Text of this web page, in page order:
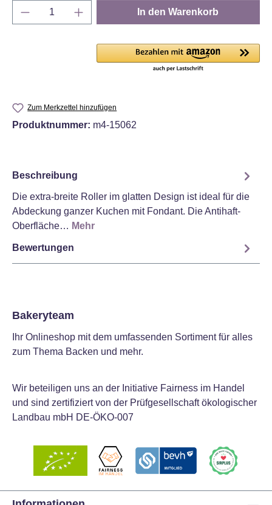
Produkt Anzahl: Gib den gewünschten
In den Warenkorb
Zum Merkzettel hinzufügen
Produktnummer: m4-15062
Beschreibung
Die extra-breite Roller im glatten Design ist ideal für die
Abdeckung ganzer Kuchen mit Fondant. Die Antihaft-
Oberfläche… Mehr
Bewertungen
Bakeryteam
Ihr Onlineshop mit dem umfassenden Sortiment für alles
zum Thema Backen und mehr.
Wir beteiligen uns an der Initiative Fairness im Handel
und sind zertifiziert von der Prüfgesellschaft ökologischer
Landbau mbH DE-ÖKO-007